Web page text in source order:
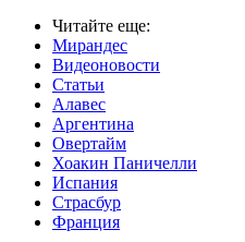
Читайте еще:
Мирандес
Видеоновости
Статьи
Алавес
Аргентина
Овертайм
Хоакин Паничелли
Испания
Страсбур
Франция